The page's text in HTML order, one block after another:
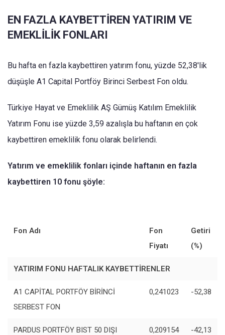
EN FAZLA KAYBETTİREN YATIRIM VE
EMEKLİLİK FONLARI
Bu hafta en fazla kaybettiren yatırım fonu, yüzde 52,38'lik
düşüşle A1 Capital Portföy Birinci Serbest Fon oldu.
Türkiye Hayat ve Emeklilik AŞ Gümüş Katılım Emeklilik
Yatırım Fonu ise yüzde 3,59 azalışla bu haftanın en çok
kaybettiren emeklilik fonu olarak belirlendi.
Yatırım ve emeklilik fonları içinde haftanın en fazla
kaybettiren 10 fonu şöyle:
Fon Adı
Fon
Fiyatı
Getiri
(%)
YATIRIM FONU HAFTALIK KAYBETTİRENLER
A1 CAPİTAL PORTFÖY BİRİNCİ
SERBEST FON
0,241023 -52,38
PARDUS PORTFÖY BIST 50 DIŞI
0,209154 -42,13